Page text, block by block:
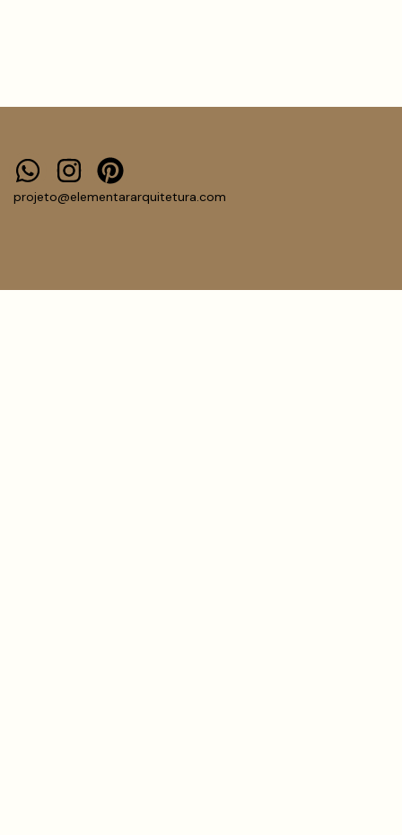
projeto@elementararquitetura.com